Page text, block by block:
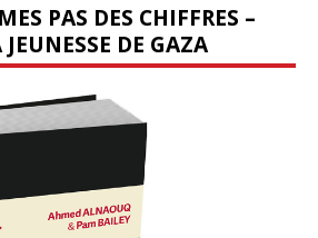
PAS DES CHIFFRES –
DE GAZA